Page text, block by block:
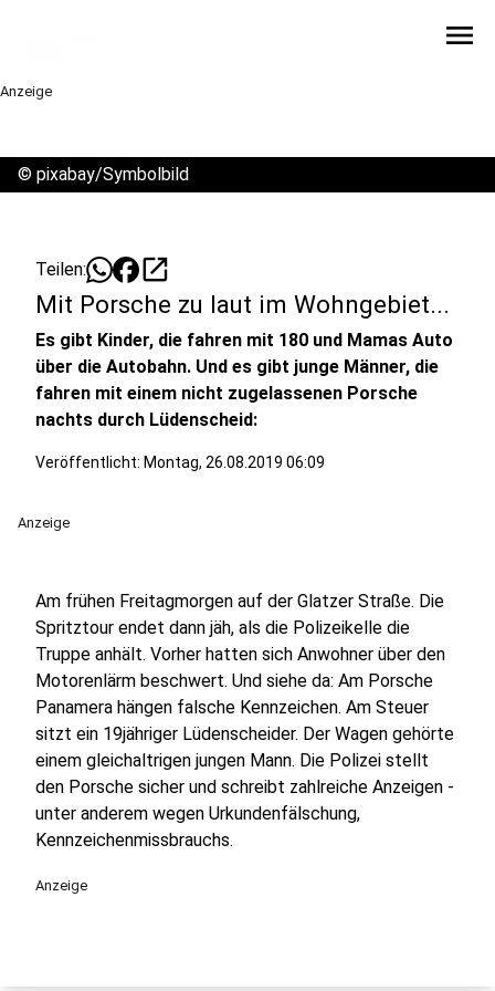
menu
Anzeige
© pixabay/Symbolbild
Teilen: open_in_new
Mit Porsche zu laut im Wohngebiet...
Es gibt Kinder, die fahren mit 180 und Mamas Auto
über die Autobahn. Und es gibt junge Männer, die
fahren mit einem nicht zugelassenen Porsche
nachts durch Lüdenscheid:
Veröffentlicht: Montag, 26.08.2019 06:09
Anzeige
Am frühen Freitagmorgen auf der Glatzer Straße. Die
Spritztour endet dann jäh, als die Polizeikelle die
Truppe anhält. Vorher hatten sich Anwohner über den
Motorenlärm beschwert. Und siehe da: Am Porsche
Panamera hängen falsche Kennzeichen. Am Steuer
sitzt ein 19jähriger Lüdenscheider. Der Wagen gehörte
einem gleichaltrigen jungen Mann. Die Polizei stellt
den Porsche sicher und schreibt zahlreiche Anzeigen -
unter anderem wegen Urkundenfälschung,
Kennzeichenmissbrauchs.
Anzeige